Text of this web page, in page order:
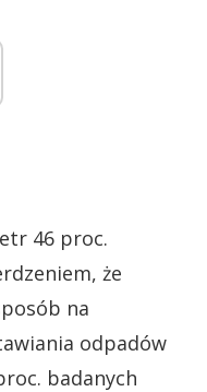
46 proc.
że
na
odpadów
badanych